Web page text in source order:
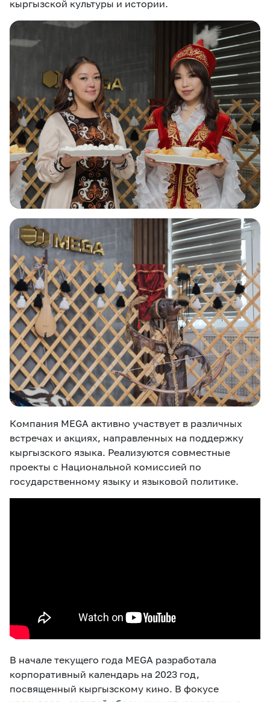
кыргызской культуры и истории.
Компания MEGA активно участвует в различных
встречах и акциях, направленных на поддержку
кыргызского языка. Реализуются совместные
проекты с Национальной комиссией по
государственному языку и языковой политике.
В начале текущего года MEGA разработала
корпоративный календарь на 2023 год,
посвященный кыргызскому кино. В фокусе